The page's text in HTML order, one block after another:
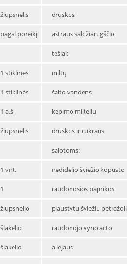
žiupsnelis druskos
pagal poreikį aštraus saldžiarūgščio
tešlai:
1 stiklinės miltų
1 stiklinės šalto vandens
1 a.š. kepimo miltelių
žiupsnelis druskos ir cukraus
salotoms:
1 vnt. nedidelio šviežio kopūsto
1 raudonosios paprikos
žiupsnelio pjaustytų šviežių
šlakelio raudonojo vyno acto
šlakelio aliejaus